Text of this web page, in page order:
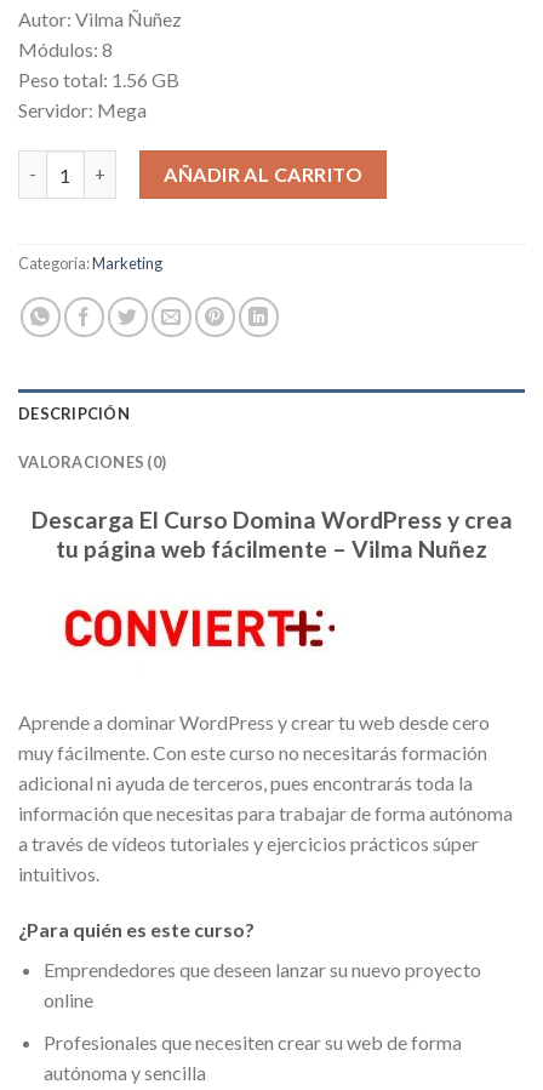
Autor: Vilma Ñuñez
Módulos: 8
Peso total: 1.56 GB
Servidor: Mega
Domina WordPress y crea tu página web fácilmente cantidad
AÑADIR AL CARRITO
Categoría:Marketing
DESCRIPCIÓN
VALORACIONES (0)
Descarga El Curso Domina WordPress y crea
tu página web fácilmente – Vilma Nuñez
Aprende a dominar WordPress y crear tu web desde cero
muy fácilmente. Con este curso no necesitarás formación
adicional ni ayuda de terceros, pues encontrarás toda la
información que necesitas para trabajar de forma autónoma
a través de vídeos tutoriales y ejercicios prácticos súper
intuitivos.
¿Para quién es este curso?
Emprendedores que deseen lanzar su nuevo proyecto
online
Profesionales que necesiten crear su web de forma
autónoma y sencilla